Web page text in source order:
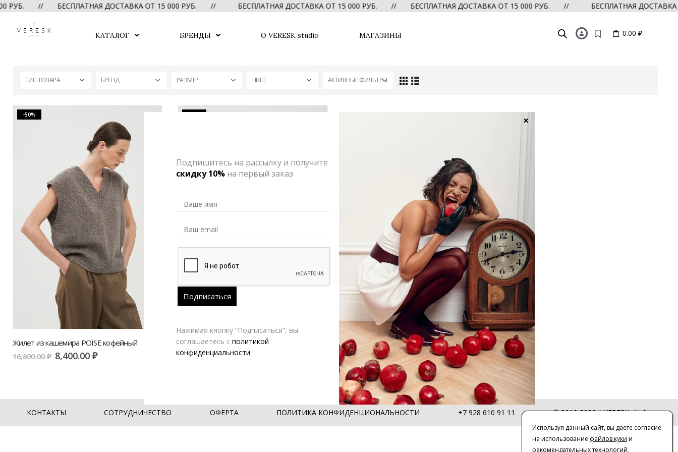
// БЕСПЛАТНАЯ ДОСТАВКА ОТ 15 000 РУБ. // БЕСПЛАТНАЯ ДОСТАВКА ОТ 15 000 РУБ. // БЕСПЛАТНАЯ ДОСТАВКА ОТ 15 000 РУБ. // БЕСПЛАТНАЯ ДОСТАВКА
КАТАЛОГ БРЕНДЫ О VERESK studio МАГАЗИНЫ 0.00 ₽
ТИП ТОВАРА БРЕНД РАЗМЕР ЦВЕТ АКТИВНЫЕ ФИЛЬТРЫ
-50%
Жилет из кашемира POISE кофейный
16,800.00₽ 8,400.00₽
Жилет из кашемира POISE бежевый
16,800.00₽ 8,400.00
КОНТАКТЫ СОТРУДНИЧЕСТВО ОФЕРТА ПОЛИТИКА КОНФИДЕНЦИОНАЛЬНОСТИ +7 928 610 91 11 © 2016-2026 | VERESK studio
Используя данный сайт, вы даете согласие
на использование файлов куки и
рекомендательных технологий,
Подпишитесь на рассылку и получите
скидку 10%на первый заказ
Нажимая кнопку “Подписаться”, вы
соглашаетесь с политикой
конфиденциальности
×